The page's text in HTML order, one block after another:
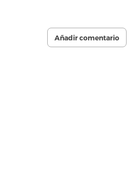
Añadir comentario